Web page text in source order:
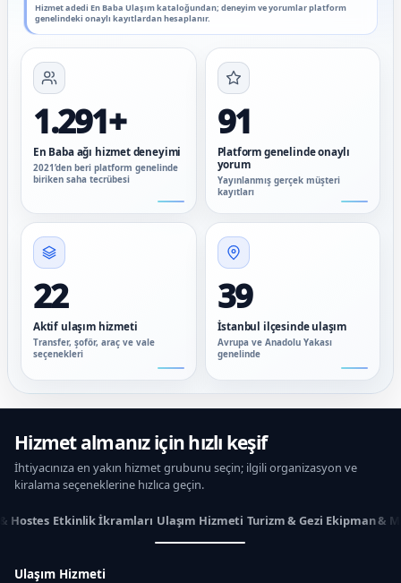
Hizmet adedi En Baba Ulaşım kataloğundan; deneyim ve yorumlar platform
genelindeki onaylı kayıtlardan hesaplanır.
1.291+
En Baba ağı hizmet deneyimi
2021’den beri platform genelinde
biriken saha tecrübesi
91
Platform genelinde onaylı
yorum
Yayınlanmış gerçek müşteri
kayıtları
22
Aktif ulaşım hizmeti
Transfer, şoför, araç ve vale
seçenekleri
39
İstanbul ilçesinde ulaşım
Avrupa ve Anadolu Yakası
genelinde
Hizmet almanız için hızlı keşif
İhtiyacınıza en yakın hizmet grubunu seçin; ilgili organizasyon ve
kiralama seçeneklerine hızlıca geçin.
Hostes Etkinlik İkramları Ulaşım Hizmeti Turizm & Gezi Ekipman &
Ulaşım Hizmeti